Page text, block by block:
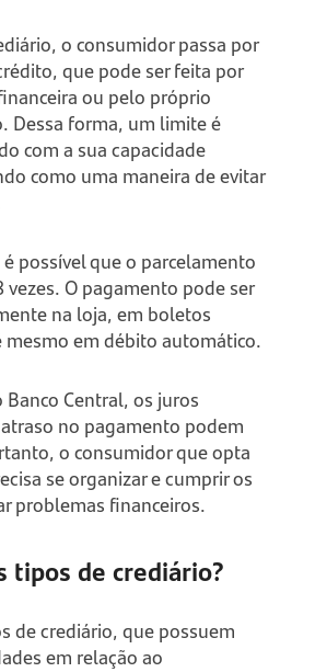
o consumidor passa por
que pode ser feita por
ou pelo próprio
Dessa forma, um limite é
com a sua capacidade
como uma maneira de evitar
possível que o parcelamento
O pagamento pode ser
na loja, em boletos
mesmo em débito automático.
Banco Central, os juros
no pagamento podem
o consumidor que opta
se organizar e cumprir os
problemas financeiros.
tipos de crediário?
de crediário, que possuem
em relação ao